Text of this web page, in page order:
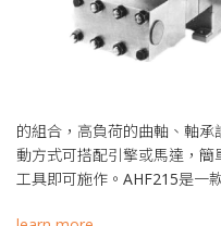
的組合，高負荷的曲軸、軸
動方式可搭配引擎或馬達，
工具即可施作。AHF215是一